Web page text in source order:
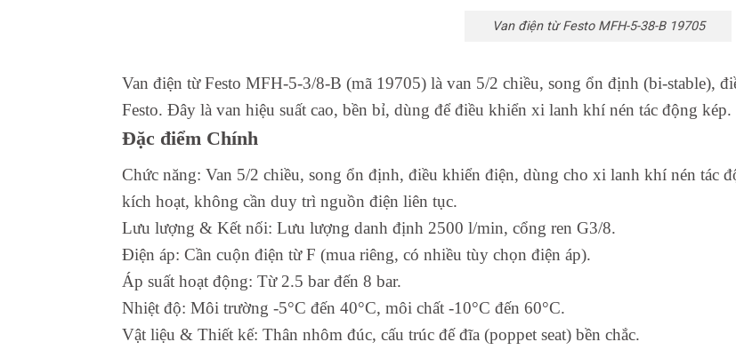
Van điện từ Festo MFH-5-38-B 19705
Van điện từ Festo MFH-5-3/8-B (mã 19705) là van 5/2 chiều, song ổn định (bi-stable),
Festo. Đây là van hiệu suất cao, bền bỉ, dùng để điều khiển xi lanh khí nén tác động kép.
Đặc điểm Chính
Chức năng: Van 5/2 chiều, song ổn định, điều khiển điện, dùng cho xi lanh khí nén tác
kích hoạt, không cần duy trì nguồn điện liên tục.
Lưu lượng & Kết nối: Lưu lượng danh định 2500 l/min, cổng ren G3/8.
Điện áp: Cần cuộn điện từ F (mua riêng, có nhiều tùy chọn điện áp).
Áp suất hoạt động: Từ 2.5 bar đến 8 bar.
Nhiệt độ: Môi trường -5°C đến 40°C, môi chất -10°C đến 60°C.
Vật liệu & Thiết kế: Thân nhôm đúc, cấu trúc đế đĩa (poppet seat) bền chắc.